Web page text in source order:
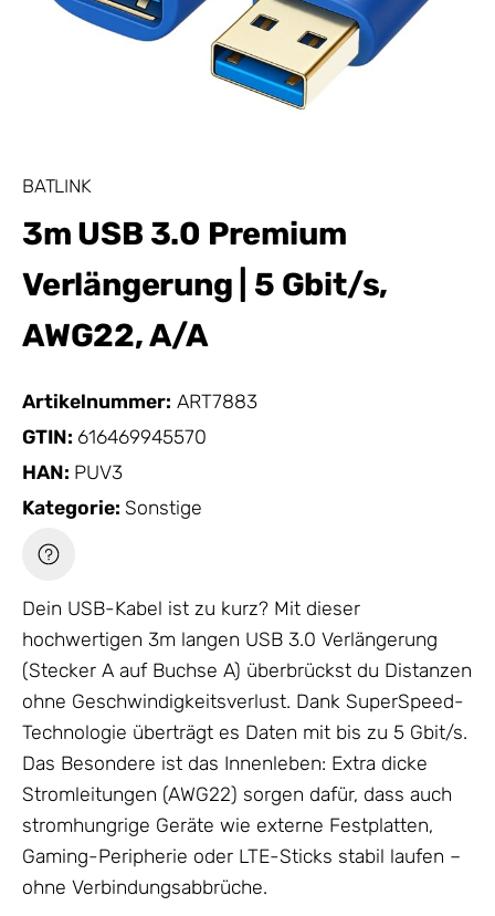
BATLINK
3m USB 3.0 Premium
Verlängerung | 5 Gbit/s,
AWG22, A/A
Artikelnummer: ART7883
GTIN: 616469945570
HAN: PUV3
Kategorie: Sonstige
Dein USB-Kabel ist zu kurz? Mit dieser
hochwertigen 3m langen USB 3.0 Verlängerung
(Stecker A auf Buchse A) überbrückst du Distanzen
ohne Geschwindigkeitsverlust. Dank SuperSpeed-
Technologie überträgt es Daten mit bis zu 5 Gbit/s.
Das Besondere ist das Innenleben: Extra dicke
Stromleitungen (AWG22) sorgen dafür, dass auch
stromhungrige Geräte wie externe Festplatten,
Gaming-Peripherie oder LTE-Sticks stabil laufen –
ohne Verbindungsabbrüche.